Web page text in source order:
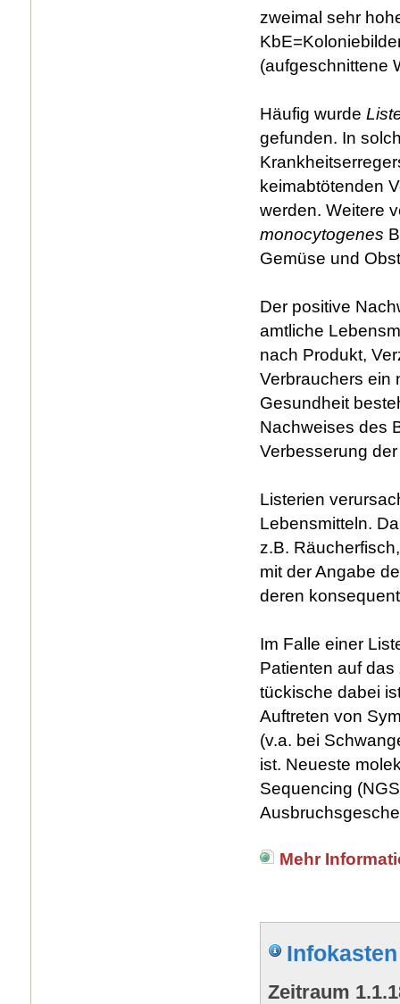
zweimal sehr
(aufgeschnittene
Häufig wurde
gefunden. In
keimabtötenden
werden. Weitere
monocytogenes
Gemüse und
Der positive
amtliche
nach Produkt,
Verbrauchers ein
Gesundheit
Nachweises des
Verbesserung
Listerien
Lebensmitteln.
z.B.
mit der Angabe
deren
Im Falle einer
Patienten auf
tückische dabei
Auftreten von
(v.a. bei
ist. Neueste
Sequencing
Mehr
Infokasten
Zeitraum